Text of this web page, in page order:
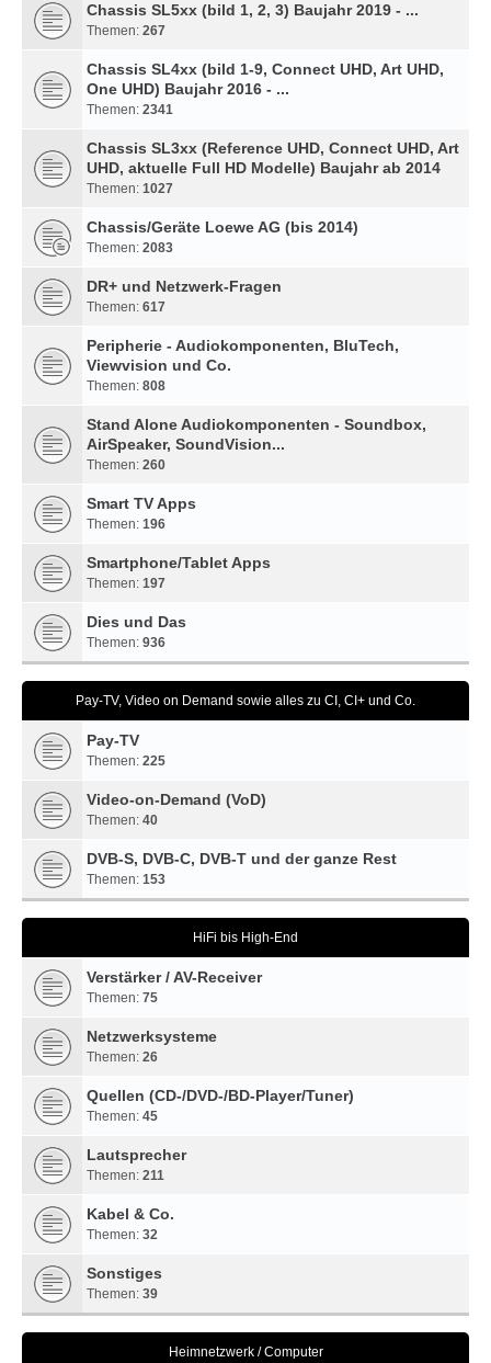
Chassis SL5xx (bild 1, 2, 3) Baujahr 2019 - ...
Themen: 267
Chassis SL4xx (bild 1-9, Connect UHD, Art UHD,
One UHD) Baujahr 2016 - ...
Themen: 2341
Chassis SL3xx (Reference UHD, Connect UHD, Art
UHD, aktuelle Full HD Modelle) Baujahr ab 2014
Themen: 1027
Chassis/Geräte Loewe AG (bis 2014)
Themen: 2083
DR+ und Netzwerk-Fragen
Themen: 617
Peripherie - Audiokomponenten, BluTech,
Viewvision und Co.
Themen: 808
Stand Alone Audiokomponenten - Soundbox,
AirSpeaker, SoundVision...
Themen: 260
Smart TV Apps
Themen: 196
Smartphone/Tablet Apps
Themen: 197
Dies und Das
Themen: 936
Pay-TV, Video on Demand sowie alles zu CI, CI+ und Co.
Pay-TV
Themen: 225
Video-on-Demand (VoD)
Themen: 40
DVB-S, DVB-C, DVB-T und der ganze Rest
Themen: 153
HiFi bis High-End
Verstärker / AV-Receiver
Themen: 75
Netzwerksysteme
Themen: 26
Quellen (CD-/DVD-/BD-Player/Tuner)
Themen: 45
Lautsprecher
Themen: 211
Kabel & Co.
Themen: 32
Sonstiges
Themen: 39
Heimnetzwerk / Computer